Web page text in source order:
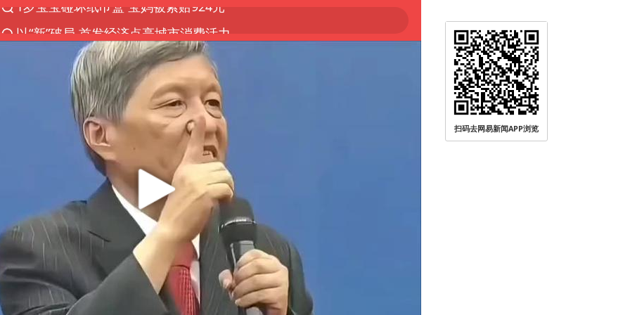
Meta被判支付5.67亿美元
U17国足三战全胜
47岁妈妈突然产女 26岁女儿：很震惊
台风白海豚逼近 暴雨大暴雨来袭
阿根廷足协发文力挺因凡蒂诺
21楼高空抛物嫌疑人被拘留
A股开盘：民爆、CPO等概念走强
日本广岛民众举行游行反对政府行径
日韩股市高开跳水 SK海力士下挫转跌
台风白海豚最新路径研判来了
扫码去网易新闻APP浏览